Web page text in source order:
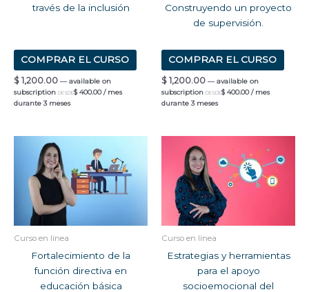
través de la inclusión
COMPRAR EL CURSO
$ 1,200.00 —available on
subscription DESDE$400.00 / mes
durante 3 meses
Construyendo un proyecto
de supervisión.
COMPRAR EL CURSO
$ 1,200.00 —available on
subscription DESDE$400.00 / mes
durante 3 meses
Curso en línea
Fortalecimiento de la
función directiva en
educación básica
Curso en línea
Estrategias y herramientas
para el apoyo
socioemocional del